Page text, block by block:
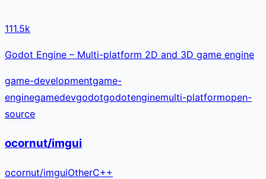
111.5k
Godot Engine – Multi-platform 2D and 3D game engine
game-developmentgame-
enginegamedevgodotgodotenginemulti-platformopen-
source
ocornut/imgui
ocornut/imguiOtherC++